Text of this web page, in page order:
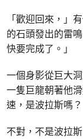
「歡迎回來，」
的石頭發出的雷
快要完成了。」
一個身影從巨大
一隻巨龍朝著他
速，是波拉斯嗎？
不對，不是波拉